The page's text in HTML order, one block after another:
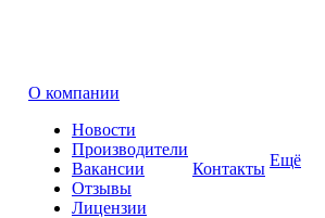
О компании
Новости
Производители
Вакансии
Отзывы
Лицензии
Контакты Ещё